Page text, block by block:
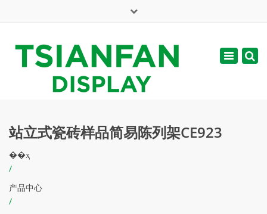
周一 - 周六: 7:00 - 17:00
Toggle
站立式瓷砖样品简易陈列架CE923
��ҳ
/
产品中心
/